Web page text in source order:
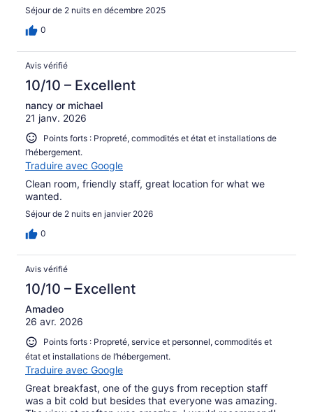
Séjour de 2 nuits en décembre 2025
0
Avis vérifié
10/10 – Excellent
nancy or michael
21 janv. 2026
Points forts : Propreté, commodités et état et installations de
l’hébergement.
Traduire avec Google
Clean room, friendly staff, great location for what we
wanted.
Séjour de 2 nuits en janvier 2026
0
Avis vérifié
10/10 – Excellent
Amadeo
26 avr. 2026
Points forts : Propreté, service et personnel, commodités et
état et installations de l’hébergement.
Traduire avec Google
Great breakfast, one of the guys from reception staff
was a bit cold but besides that everyone was amazing.